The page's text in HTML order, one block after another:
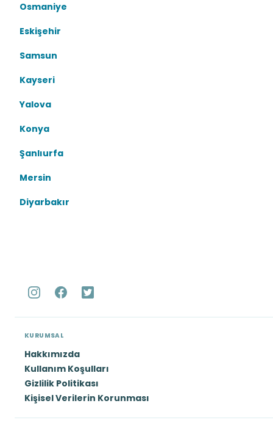
Osmaniye
Eskişehir
Samsun
Kayseri
Yalova
Konya
Şanlıurfa
Mersin
Diyarbakır
KURUMSAL
Hakkımızda
Kullanım Koşulları
Gizlilik Politikası
Kişisel Verilerin Korunması